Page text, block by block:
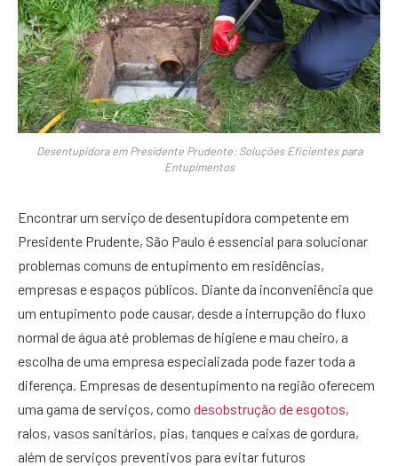
Desentupidora em Presidente Prudente: Soluções Eficientes para
Entupimentos
Encontrar um serviço de desentupidora competente em
Presidente Prudente, São Paulo é essencial para solucionar
problemas comuns de entupimento em residências,
empresas e espaços públicos. Diante da inconveniência que
um entupimento pode causar, desde a interrupção do fluxo
normal de água até problemas de higiene e mau cheiro, a
escolha de uma empresa especializada pode fazer toda a
diferença. Empresas de desentupimento na região oferecem
uma gama de serviços, como desobstrução de esgotos,
ralos, vasos sanitários, pias, tanques e caixas de gordura,
além de serviços preventivos para evitar futuros